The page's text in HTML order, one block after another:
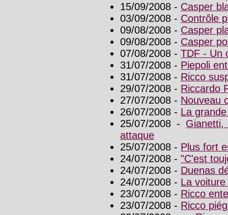
15/09/2008 - Casper
03/09/2008 - Contrôle
09/08/2008 - Casper
09/08/2008 - Casper
07/08/2008 - TDF - Un
31/07/2008 - Piepoli
31/07/2008 - Ricco
29/07/2008 - Riccardo
27/07/2008 - Nouveau
26/07/2008 - La
25/07/2008 -
attaque
25/07/2008 - Plus fort
24/07/2008 - "C'est
24/07/2008 - Duenas
24/07/2008 - La
23/07/2008 - Ricco
23/07/2008 - Ricco